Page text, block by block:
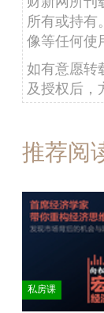
所有或持有
像等任何使
如有意愿转
及授权后，
推荐阅
私房课